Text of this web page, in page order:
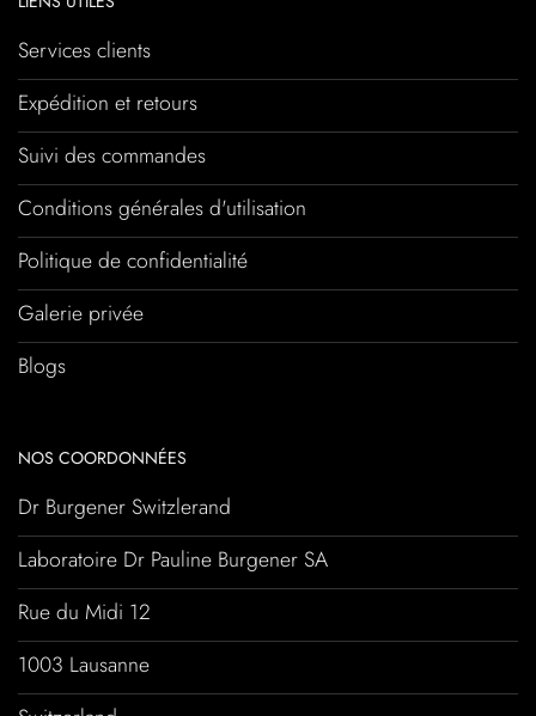
Services clients
Expédition et retours
Suivi des commandes
Conditions générales d'utilisation
Politique de confidentialité
Galerie privée
Blogs
NOS COORDONNÉES
Dr Burgener Switzlerand
Laboratoire Dr Pauline Burgener SA
Rue du Midi 12
1003 Lausanne